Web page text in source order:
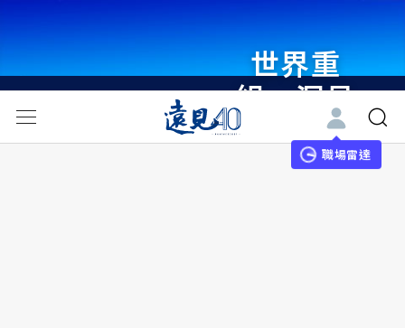
世界重
組・洞見
未來 與
世界領袖
職場雷達